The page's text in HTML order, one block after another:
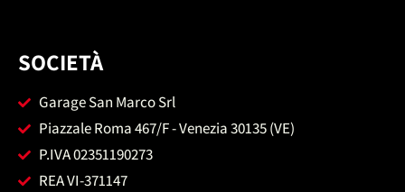
SOCIETÀ
Garage San Marco Srl
Piazzale Roma 467/F - Venezia 30135 (VE)
P.IVA 02351190273
REA VI-371147